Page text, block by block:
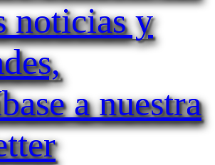
noticias y
a nuestra